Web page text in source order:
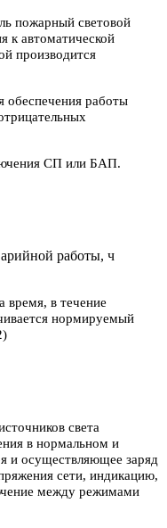
пожарный световой
к автоматической
производится
обеспечения работы
СП или БАП.
работы, ч
время, в течение
нормируемый
света
в нормальном и
и осуществляющее заряд
сети, индикацию,
между режимами